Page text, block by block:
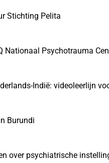
Stichting Pelita
Nationaal Psychotrauma
Indië: videoleerlijn
Burundi
over psychiatrische